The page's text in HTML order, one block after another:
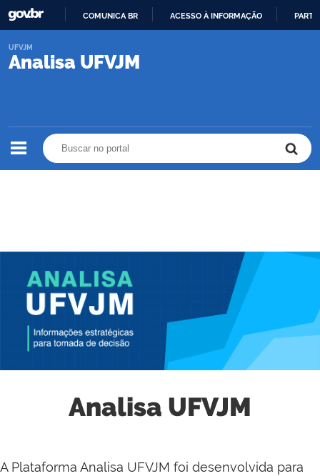
COMUNICA BR ACESSO À INFORMAÇÃO
Analisa UFVJM
UFVJM
Analisa UFVJM
A Plataforma Analisa UFVJM foi desenvolvida para